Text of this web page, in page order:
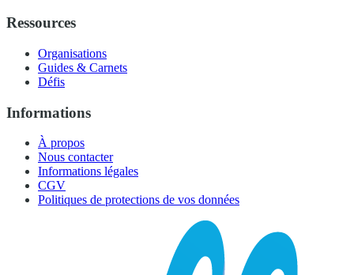
Ressources
Organisations
Guides & Carnets
Défis
Informations
À propos
Nous contacter
Informations légales
CGV
Politiques de protections de vos données